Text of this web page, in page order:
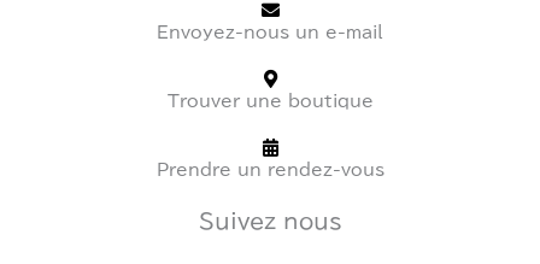
Envoyez-nous un e-mail
Trouver une boutique
Prendre un rendez-vous
Suivez nous